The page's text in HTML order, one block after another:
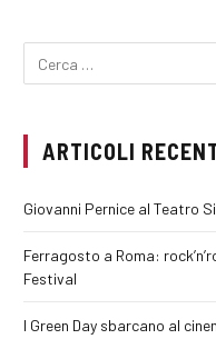
ARTICOLI
Giovanni Pernice al Teatro
Ferragosto a Roma:
Festival
I Green Day sbarcano al